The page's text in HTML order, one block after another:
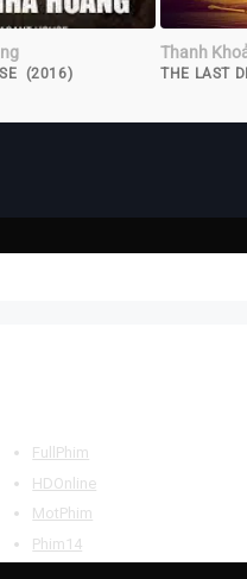
(2016)
Thanh
THE LAST